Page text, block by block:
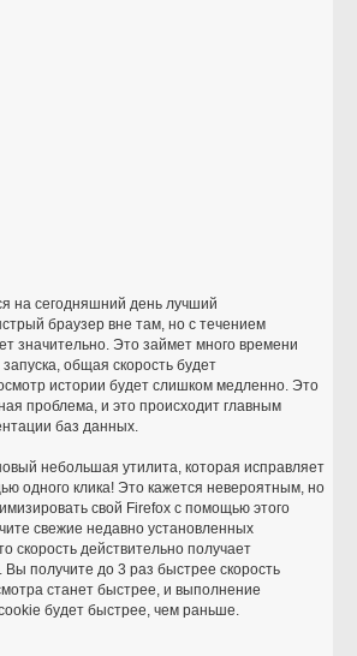
на сегодняшний день лучший
браузер вне там, но с течением
значительно. Это займет много времени
общая скорость будет
истории будет слишком медленно. Это
проблема, и это происходит главным
баз данных.
небольшая утилита, которая исправляет
одного клика! Это кажется невероятным, но
свой Firefox с помощью этого
свежие недавно установленных
скорость действительно получает
получите до 3 раз быстрее скорость
станет быстрее, и выполнение
будет быстрее, чем раньше.